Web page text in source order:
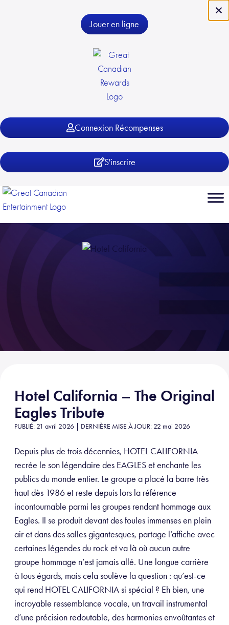
Jouer en ligne
Connexion Récompenses
S'inscrire
Hotel California – The Original
Eagles Tribute
PUBLIÉ: 21 avril 2026 | DERNIÈRE MISE À JOUR: 22 mai 2026
Depuis plus de trois décennies, HOTEL CALIFORNIA
recrée le son légendaire des EAGLES et enchante les
publics du monde entier. Le groupe a placé la barre très
haut dès 1986 et reste depuis lors la référence
incontournable parmi les groupes rendant hommage aux
Eagles. Il se produit devant des foules immenses en plein
air et dans des salles gigantesques, partage l’affiche avec
certaines légendes du rock et va là où aucun autre
groupe hommage n’est jamais allé. Une longue carrière
à tous égards, mais cela soulève la question : qu’est-ce
qui rend HOTEL CALIFORNIA si spécial ? Eh bien, une
incroyable ressemblance vocale, un travail instrumental
d’une précision redoutable, des harmonies envoûtantes et
×